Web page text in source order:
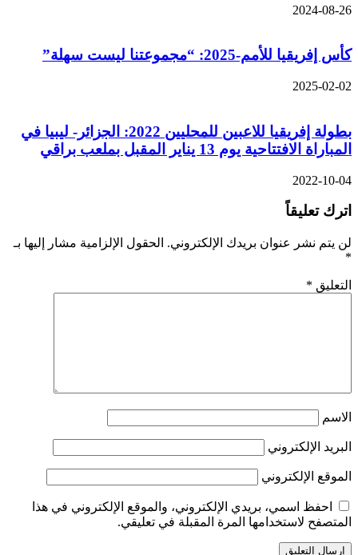
2024-08-26
كأس إفريقيا للأمم-2025: “مجموعتنا ليست سهلة”
2025-02-02
بطولة إفريقيا للاعبين للمحليين 2022: الجزائر- ليبيا في
المباراة الافتتاحية يوم 13 يناير المقبل بملعب براقي
2022-10-04
اترك تعليقاً
لن يتم نشر عنوان بريدك الإلكتروني. الحقول الإلزامية مشار إليها بـ
*
التعليق *
الاسم
البريد الإلكتروني
الموقع الإلكتروني
احفظ اسمي، بريدي الإلكتروني، والموقع الإلكتروني في هذا
المتصفح لاستخدامها المرة المقبلة في تعليقي.